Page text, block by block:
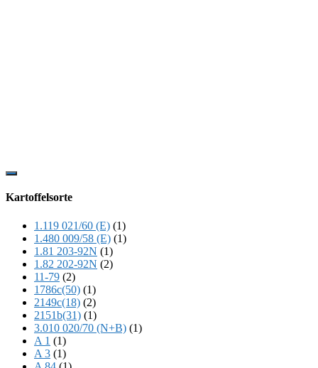
Show
Content
Kartoffelsorte
1.119 021/60 (E) (1)
1.480 009/58 (E) (1)
1.81 203-92N (1)
1.82 202-92N (2)
11-79 (2)
1786c(50) (1)
2149c(18) (2)
2151b(31) (1)
3.010 020/70 (N+B) (1)
A 1 (1)
A 3 (1)